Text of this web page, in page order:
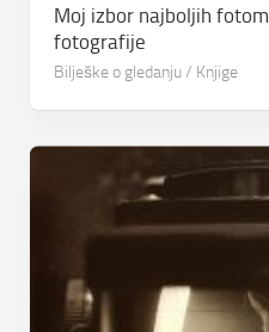
Moj izbor najboljih
fotografije
Bilješke o gledanju/ Knjige